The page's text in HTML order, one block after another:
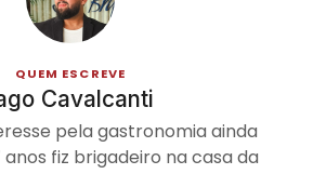
QUEM ESCREVE
Cavalcanti
pela gastronomia ainda
anos fiz brigadeiro na casa da